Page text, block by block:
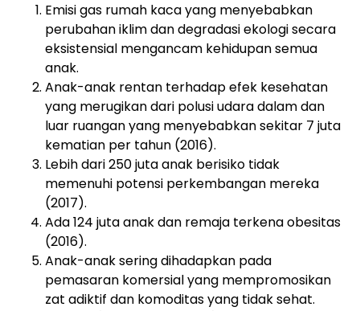
Emisi gas rumah kaca yang menyebabkan
perubahan iklim dan degradasi ekologi secara
eksistensial mengancam kehidupan semua
anak.
Anak-anak rentan terhadap efek kesehatan
yang merugikan dari polusi udara dalam dan
luar ruangan yang menyebabkan sekitar 7 juta
kematian per tahun (2016).
Lebih dari 250 juta anak berisiko tidak
memenuhi potensi perkembangan mereka
(2017).
Ada 124 juta anak dan remaja terkena obesitas
(2016).
Anak-anak sering dihadapkan pada
pemasaran komersial yang mempromosikan
zat adiktif dan komoditas yang tidak sehat.